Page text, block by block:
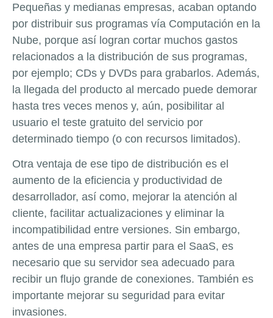
Pequeñas y medianas empresas, acaban optando
por distribuir sus programas vía Computación en la
Nube, porque así logran cortar muchos gastos
relacionados a la distribución de sus programas,
por ejemplo; CDs y DVDs para grabarlos. Además,
la llegada del producto al mercado puede demorar
hasta tres veces menos y, aún, posibilitar al
usuario el teste gratuito del servicio por
determinado tiempo (o con recursos limitados).
Otra ventaja de ese tipo de distribución es el
aumento de la eficiencia y productividad de
desarrollador, así como, mejorar la atención al
cliente, facilitar actualizaciones y eliminar la
incompatibilidad entre versiones. Sin embargo,
antes de una empresa partir para el SaaS, es
necesario que su servidor sea adecuado para
recibir un flujo grande de conexiones. También es
importante mejorar su seguridad para evitar
invasiones.